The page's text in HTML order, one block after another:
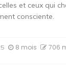
et ceux qui
consciente.
8 mois 706